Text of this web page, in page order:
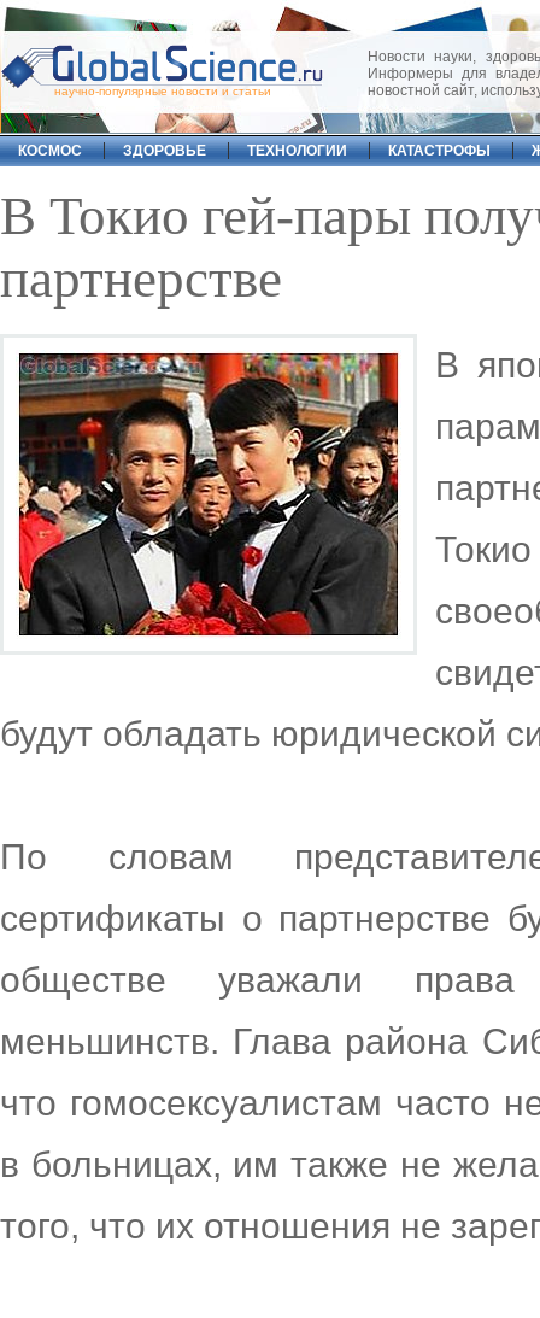
научно-популярные новости и статьи
Новости науки,
Информеры для
новостной сайт,
КОСМОС ЗДОРОВЬЕ ТЕХНОЛОГИИ КАТАСТРОФЫ
В Токио гей-пары
партнерстве
В
будут обладать юридической
По словам
сертификаты о партнерстве
обществе уважали права
меньшинств. Глава района
что гомосексуалистам часто
в больницах, им также не
того, что их отношения не